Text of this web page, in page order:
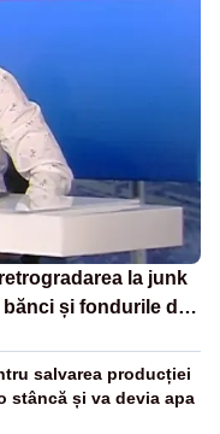
la junk
și fondurile de
salvarea producției
stâncă și va devia apa